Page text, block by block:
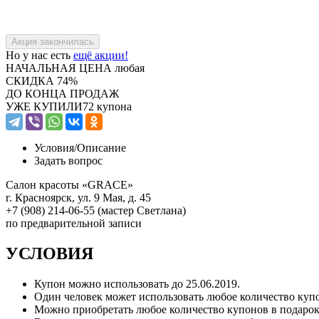
Но у нас есть ещё акции!
НАЧАЛЬНАЯ ЦЕНА любая
СКИДКА 74%
ДО КОНЦА ПРОДАЖ
УЖЕ КУПИЛИ72 купона
Условия/Описание
Задать вопрос
Салон красоты «GRACE»
г. Красноярск, ул. 9 Мая, д. 45
+7 (908) 214-06-55 (мастер Светлана)
по предварительной записи
УСЛОВИЯ
Купон можно использовать до 25.06.2019.
Один человек может использовать любое количество
Можно приобретать любое количество купонов в